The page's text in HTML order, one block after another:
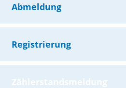
Abmeldung
Registrierung
Zählerstandsmeldung